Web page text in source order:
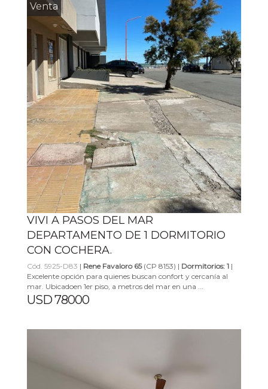
Venta
VIVI A PASOS DEL MAR
DEPARTAMENTO DE 1 DORMITORIO
CON COCHERA.
Cód. 5925-D83 | Rene Favaloro 65(CP 8153) | Dormitorios: 1 |
Excelente opción para quienes buscan confort y cercanía al
mar. Ubicadoen 1er piso, a metros del mar en una ...
USD 78000